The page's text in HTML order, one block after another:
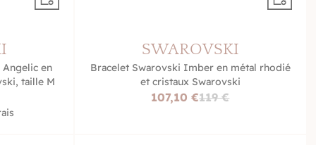
Angelic en
taille M
SWAROVSKI
Bracelet Swarovski Imber en métal rhodié
et cristaux Swarovski
107,10 €119 €